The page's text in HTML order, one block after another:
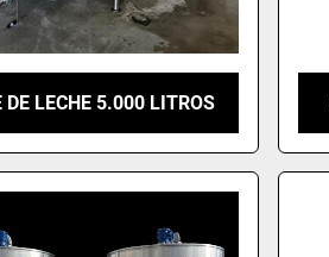
DE LECHE 5.000 LITROS